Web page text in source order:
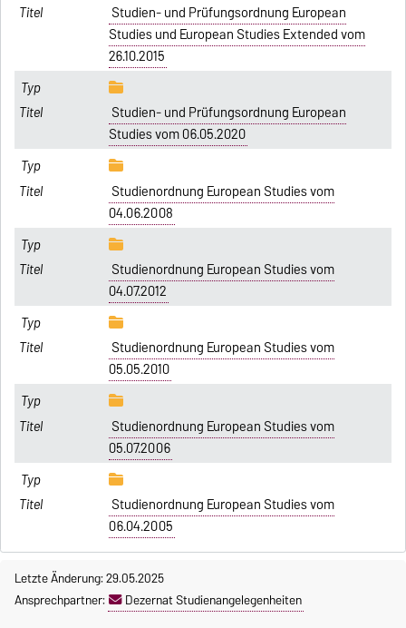
Studien- und Prüfungsordnung European
Studies und European Studies Extended vom
26.10.2015
Studien- und Prüfungsordnung European
Studies vom 06.05.2020
Studienordnung European Studies vom
04.06.2008
Studienordnung European Studies vom
04.07.2012
Studienordnung European Studies vom
05.05.2010
Studienordnung European Studies vom
05.07.2006
Studienordnung European Studies vom
06.04.2005
Letzte Änderung: 29.05.2025
Ansprechpartner:
Dezernat Studienangelegenheiten